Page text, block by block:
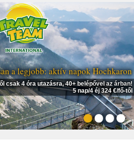
Napsütés, tavak & hegyek, vidámpark,
látványos túrák,
Felvonók, strandok, túrák, belépők és